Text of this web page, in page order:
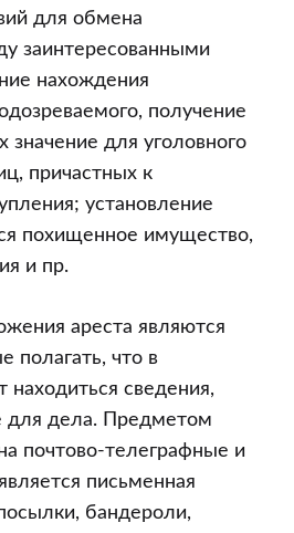
для обмена
заинтересованными
нахождения
получение
для уголовного
причастных к
установление
похищенное имущество,
и пр.
ареста являются
полагать, что в
находиться сведения,
для дела. Предметом
почтово-телеграфные и
письменная
бандероли,